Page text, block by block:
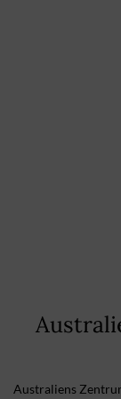
Australiens